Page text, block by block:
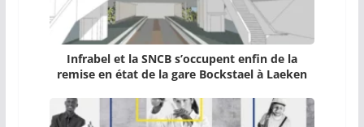
Infrabel et la SNCB s’occupent enfin de la
remise en état de la gare Bockstael à Laeken